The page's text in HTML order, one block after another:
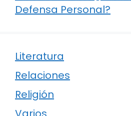
Defensa Personal?
Literatura
Relaciones
Religión